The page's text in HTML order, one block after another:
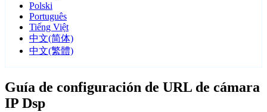
Polski
Português
Tiếng Việt
中文(简体)
中文(繁體)
Guía de configuración de URL de cámara
IP Dsp